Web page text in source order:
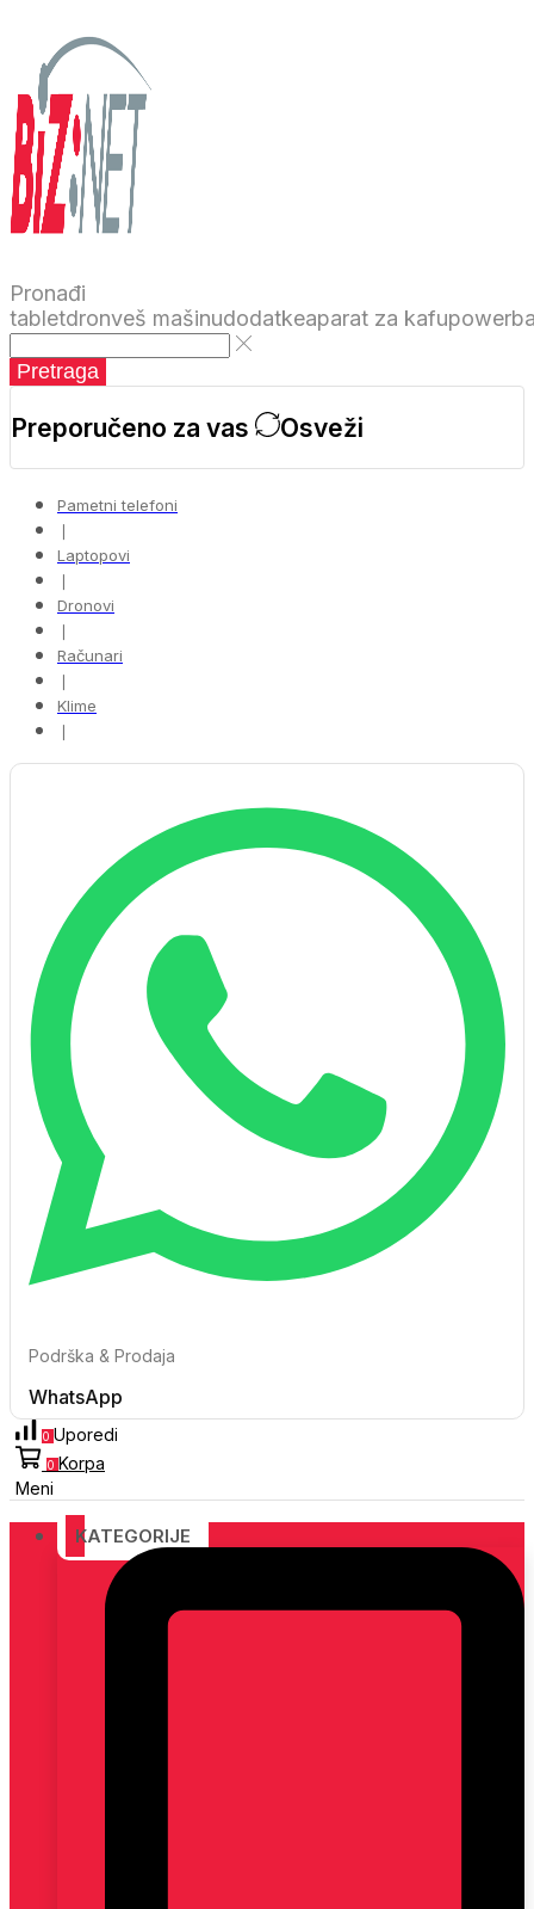
Pronađi
tabletdronveš mašinudodatkeaparat za kafu
Pretraga
Preporučeno za vas Osveži
Pametni telefoni
❘
Laptopovi
❘
Dronovi
❘
Računari
❘
Klime
❘
Podrška & Prodaja
WhatsApp
0 Uporedi
0 Korpa
Meni
KATEGORIJE